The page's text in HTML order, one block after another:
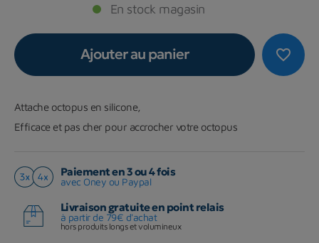
En stock magasin
favorite_border
Ajouter au panier
Attache octopus en silicone,
Efficace et pas cher pour accrocher votre octopus
Paiement en 3 ou 4 fois
avec Oney ou Paypal
Livraison gratuite en point relais
à partir de 79€ d'achat
hors produits longs et volumineux